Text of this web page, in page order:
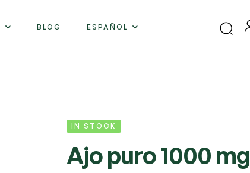
BLOG ESPAÑOL
IN STOCK
Ajo puro 1000 mg